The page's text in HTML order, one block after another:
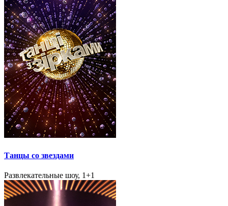
Танцы со звездами
Развлекательные шоу, 1+1